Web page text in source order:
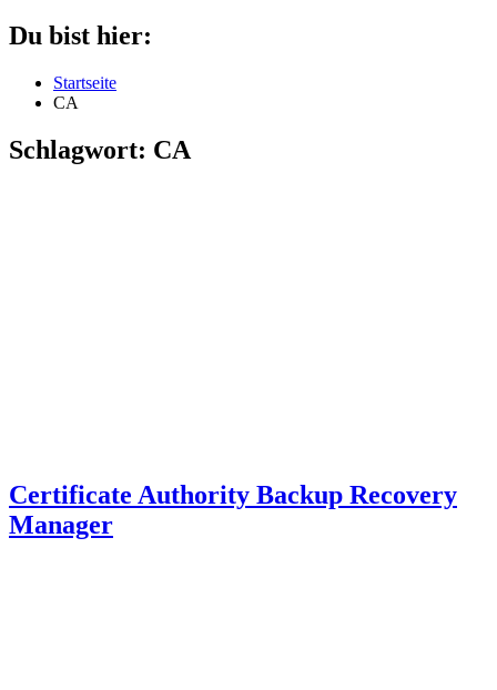
Du bist hier:
Startseite
CA
Schlagwort: CA
Certificate Authority Backup Recovery
Manager